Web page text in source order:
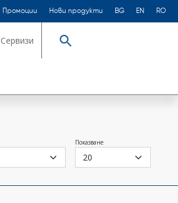
Промоции Нови продукти BG EN RO
Сервизи Търсене
Показване